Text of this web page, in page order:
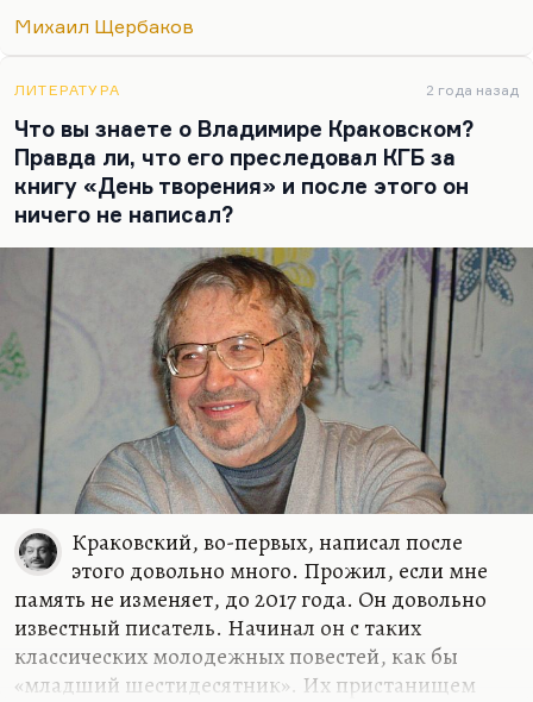
предшественников (хотя он бесконечно
Дольского и поэтическая его эквилибристика во
многом лежат в основе творчества Щербакова.
Думаю, что как раз на пересечении, условно
говоря, экзистенциального отчаяния,
экзистенциальной иронии Кима и такой
гармонической сложности Дольского и
существует Щербаков.
Но Дольский допустил в жизни одну страшную
ошибку.…
Михаил Щербаков
ЛИТЕРАТУРА 2 года назад
Что вы знаете о Владимире Краковском?
Правда ли, что его преследовал КГБ за
книгу «День творения» и после этого он
ничего не написал?
Краковский, во-первых, написал после
этого довольно много. Прожил, если мне
память не изменяет, до 2017 года. Он довольно
известный писатель. Начинал он с таких
классических молодежных повестей, как бы
«младший шестидесятник». Их пристанищем